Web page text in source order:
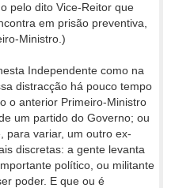
pelo dito Vice-Reitor que
em prisão preventiva,
Ministro.)
Independente como na
distracção há pouco tempo
o anterior Primeiro-Ministro
um partido do Governo; ou
para variar, um outro ex-
discretas: a gente levanta
político, ou militante
poder. E que ou é